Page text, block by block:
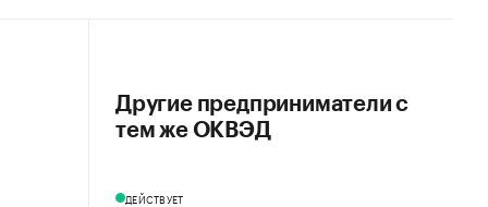
Другие предприниматели с
тем же ОКВЭД
ДЕЙСТВУЕТ